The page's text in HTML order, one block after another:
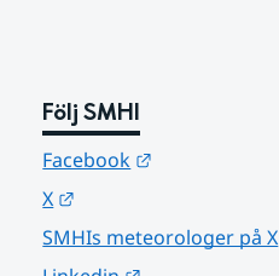
Följ SMHI
Facebook
X
SMHIs meteorologer på X